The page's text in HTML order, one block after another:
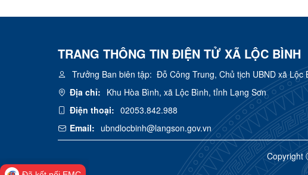
TRANG THÔNG TIN ĐIỆN TỬ XÃ LỘC BÌNH
Trưởng Ban biên tập: Đỗ Công Trung, Chủ tịch UBND xã Lộc
Địa chỉ: Khu Hòa Bình, xã Lộc Bình, tỉnh Lạng Sơn
Điện thoại: 02053.842.988
Email: ubndlocbinh@langson.gov.vn
Copyright